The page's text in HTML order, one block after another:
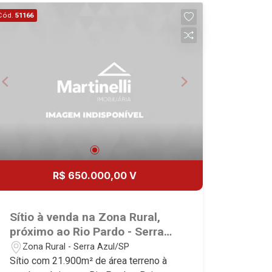
excelência absoluta no mercado
imobiliário de Ribeirão Preto.
locação de casas e terrenos
residenciais e comerciais nos bairros
mais desejados da Zona Sul,
reconhecidos por sua segurança,
maior prestígio da região, como: Alto da
Boa Vista, Jardim Botânico, Jardim
Olhos D`Água, Vila do Golfe, City
do Sul, Jardim Nova Aliança, Boulevard,
Higienópolis, Sumaré, Jardim América,
Alto do Ipê, Jardim Irajá, Royal Park,
Jardim Califórnia, Quinta da Primavera,
51166
R$ 650.000,00 V
Sítio à venda na Zona Rural,
próximo ao Rio Pardo - Serra
Azul/SP,
Zona Rural - Serra Azul/SP
Sítio com 21.900m² de área terreno à